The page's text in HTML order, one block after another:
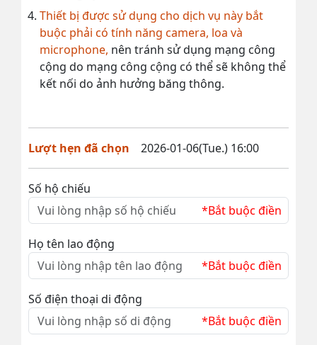
Thiết bị được sử dụng cho dịch vụ này bắt
buộc phải có tính năng camera, loa và
microphone, nên tránh sử dụng mạng công
cộng do mạng công cộng có thể sẽ không thể
kết nối do ảnh hưởng băng thông.
Lượt hẹn đã chọn 2026-01-06(Tue.) 16:00
Số hộ chiếu
*Bắt buộc điền
Họ tên lao động
*Bắt buộc điền
Số điện thoại di động
*Bắt buộc điền